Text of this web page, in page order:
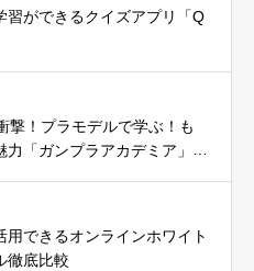
習ができるクイズアプリ「Q
撃！プラモデルで学ぶ！も
力「ガンプラアカデミア」の
用できるオンラインホワイト
徹底比較